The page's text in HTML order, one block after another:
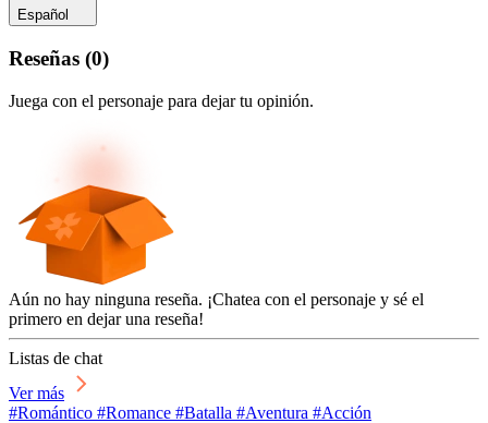
Español
Reseñas (0)
Juega con el personaje para dejar tu opinión.
Aún no hay ninguna reseña. ¡Chatea con el personaje y sé el
primero en dejar una reseña!
Listas de chat
Ver más
#Romántico #Romance #Batalla #Aventura #Acción